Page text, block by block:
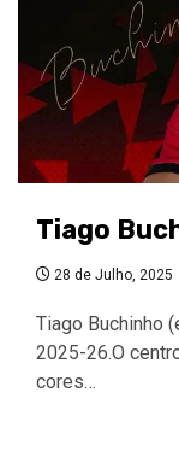
Tiago
28 de Julho, 2025
Tiago Buchinho
2025-26.O
cores…